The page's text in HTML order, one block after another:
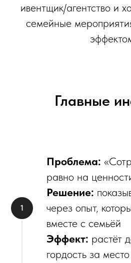
ивентщик/агентство и
семейные
Главные
Проблема:
равно на
Решение:
через опыт,
вместе с семьёй
Эффект: растёт
гордость за